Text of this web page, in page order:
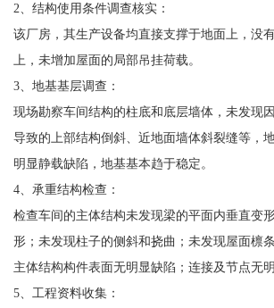
2、结构使用条件调查核实：
该厂房，其生产设备均直接支撑于地面上，没
上，未增加屋面的局部吊挂荷载。
3、地基基层调查：
现场勘察车间结构的柱底和底层墙体，未发现
导致的上部结构倒斜、近地面墙体斜裂缝等，
明显静载缺陷，地基基本趋于稳定。
4、承重结构检查：
检查车间的主体结构未发现梁的平面内垂直变
形；未发现柱子的侧斜和挠曲；未发现屋面檩
主体结构构件表面无明显缺陷；连接及节点无明
5、工程资料收集：